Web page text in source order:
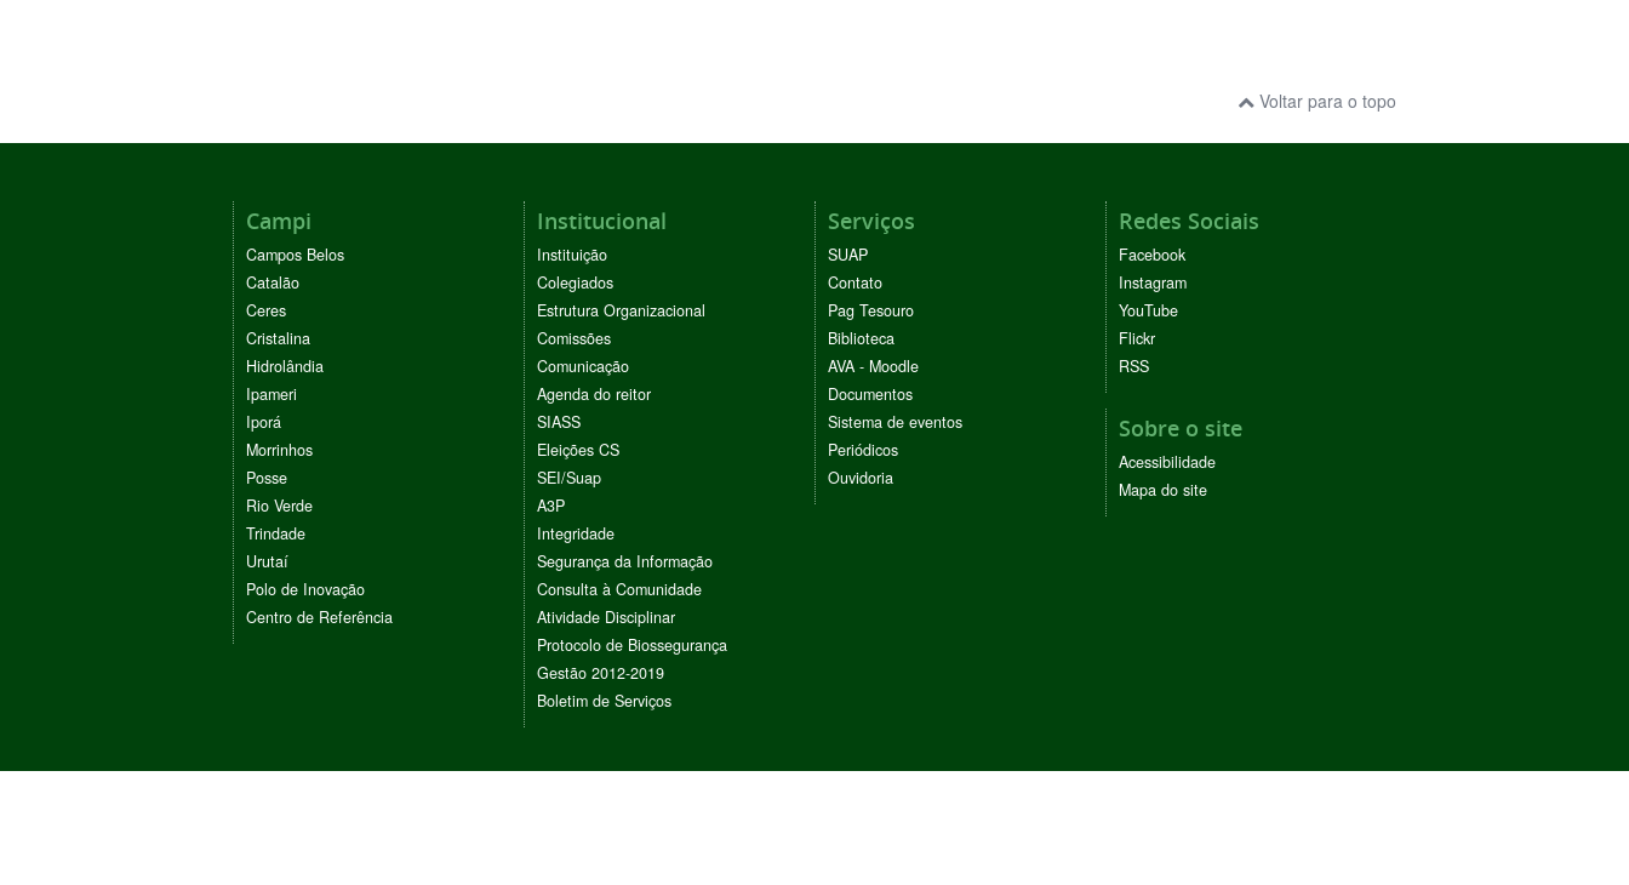
Voltar para o topo
Campi
Campos Belos
Catalão
Ceres
Cristalina
Hidrolândia
Ipameri
Iporá
Morrinhos
Posse
Rio Verde
Trindade
Urutaí
Polo de Inovação
Centro de Referência
Institucional
Instituição
Colegiados
Estrutura Organizacional
Comissões
Comunicação
Agenda do reitor
SIASS
Eleições CS
SEI/Suap
A3P
Integridade
Segurança da Informação
Consulta à Comunidade
Atividade Disciplinar
Protocolo de Biossegurança
Gestão 2012-2019
Boletim de Serviços
Serviços
SUAP
Contato
Pag Tesouro
Biblioteca
AVA - Moodle
Documentos
Sistema de eventos
Periódicos
Ouvidoria
Redes Sociais
Facebook
Instagram
YouTube
Flickr
RSS
Sobre o site
Acessibilidade
Mapa do site